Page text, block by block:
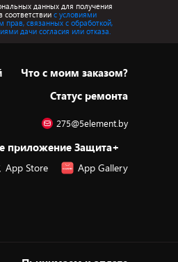
данных для получения
соответствиис условиями
прав, связанных с обработкой,
дачи согласия или отказа.
Что с моим заказом?
Статус ремонта
275@5element.by
приложение Защита+
App Store App Gallery